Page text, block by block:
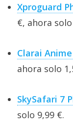
Xproguard
€, ahora
Clarai
ahora solo
SkySafari 7
solo 9,99 €.